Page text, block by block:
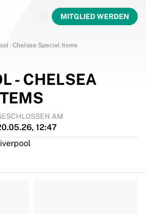
MITGLIED WERDEN
- Chelsea Special Items
- CHELSEA
AM
12:47